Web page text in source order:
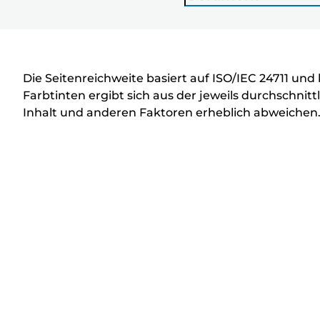
D
c
k
e
Die Seitenreichweite basiert auf ISO/IEC 24711
Farbtinten ergibt sich aus der jeweils
Inhalt und anderen Faktoren erheblich abweichen.